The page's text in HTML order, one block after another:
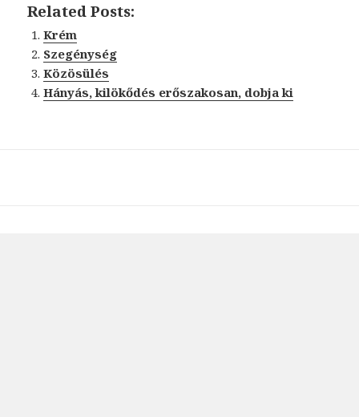
Related Posts:
Krém
Szegénység
Közösülés
Hányás, kilökődés erőszakosan, dobja ki